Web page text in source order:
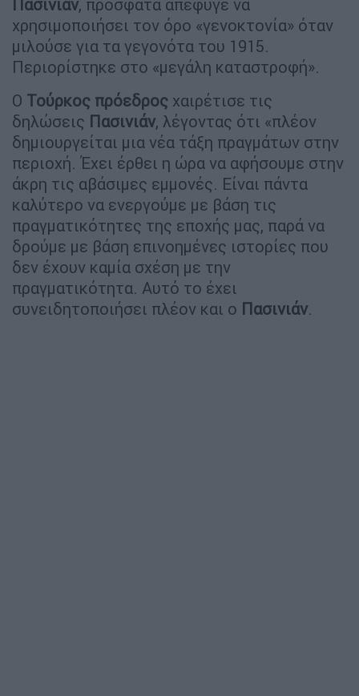
Πασινιάν, πρόσφατα απέφυγε να
χρησιμοποιήσει τον όρο «γενοκτονία» όταν
μιλούσε για τα γεγονότα του 1915.
Περιορίστηκε στο «μεγάλη καταστροφή».
Ο Τούρκος πρόεδρος χαιρέτισε τις
δηλώσεις Πασινιάν, λέγοντας ότι «πλέον
δημιουργείται μια νέα τάξη πραγμάτων στην
περιοχή. Έχει έρθει η ώρα να αφήσουμε στην
άκρη τις αβάσιμες εμμονές. Είναι πάντα
καλύτερο να ενεργούμε με βάση τις
πραγματικότητες της εποχής μας, παρά να
δρούμε με βάση επινοημένες ιστορίες που
δεν έχουν καμία σχέση με την
πραγματικότητα. Αυτό το έχει
συνειδητοποιήσει πλέον και ο Πασινιάν.